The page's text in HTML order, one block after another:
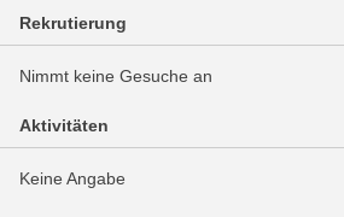
Rekrutierung
Nimmt keine Gesuche an
Aktivitäten
Keine Angabe